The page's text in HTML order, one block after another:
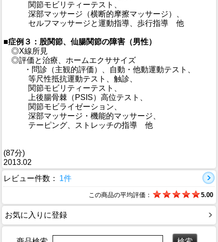
関節モビリティーテスト、
深部マッサージ（横断的摩擦マッサージ）、
セルフマッサージと運動指導、歩行指導 他
■症例３：股関節、仙腸関節の障害（男性）
◎X線所見
◎評価と治療、ホームエクササイズ
・問診（主観的評価）、自動・他動運動テスト、
等尺性抵抗運動テスト、触診、
関節モビリティーテスト、
上後腸骨棘（PSIS）高位テスト、
関節モビライゼーション、
深部マッサージ・機能的マッサージ、
テーピング、ストレッチの指導 他
(87分)
2013.02
レビュー件数：
1件
この商品の平均評価： 5.00
お気に入りに登録